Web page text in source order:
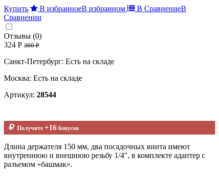
Купить В избранноеВ избранном В СравнениеВ
Сравнении
Отзывы (0)
324 Р 360 Р
Санкт-Петербург: Есть на складе
Москва: Есть на складе
Артикул: 28544
Получите +16 бонусов
Длина держателя 150 мм, два посадочных винта имеют
внутреннюю и внешнюю резьбу 1/4", в комплекте адаптер с
разъемом «башмак».